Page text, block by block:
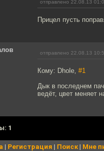
отправлено 22.08.13
Прицел пусть
отправлено 22.08.13
Кому: Dhole, #1
Дык в последнем
ведёт, цвет меняет
1
| Регистрация | Поиск| Мне